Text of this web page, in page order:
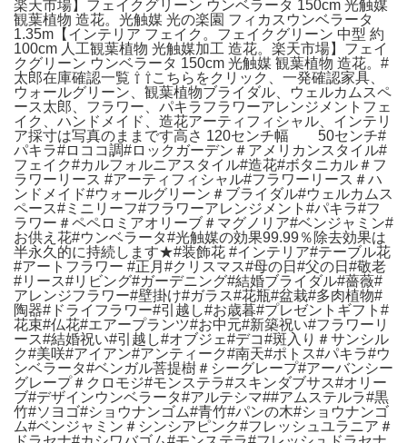
楽天市場】フェイクグリーン ウンベラータ 150cm 光触媒
観葉植物 造花。光触媒 光の楽園 フィカスウンベラータ
1.35m【インテリア フェイク。フェイクグリーン 中型 約
100cm 人工観葉植物 光触媒加工 造花。楽天市場】フェイ
クグリーン ウンベラータ 150cm 光触媒 観葉植物 造花。#
太郎在庫確認一覧 ⇧ ⇧こちらをクリック、一発確認家具、
ウォールグリーン、観葉植物ブライダル、ウェルカムスペ
ース太郎、フラワー、パキラフラワーアレンジメントフェ
イク、ハンドメイド、造花アーティフィシャル、インテリ
ア採寸は写真のままです高さ 120センチ幅 50センチ#
パキラ#ロココ調#ロックガーデン＃アメリカンスタイル#
フェイク#カルフォルニアスタイル#造花#ボタニカル＃フ
ラワーリース #アーティフィシャル#フラワーリース＃ハ
ンドメイド#ウォールグリーン＃ブライダル#ウェルカムス
ペース#ミニリーフ#フラワーアレンジメント#パキラ#フ
ラワー＃ペペロミアオリーブ＃マグノリア#ベンジャミン#
お供え花#ウンベラータ#光触媒の効果99.99％除去効果は
半永久的に持続します★#装飾花 #インテリア#テーブル花
#アートフラワー #正月#クリスマス#母の日#父の日#敬老
#リース#リビング#ガーデニング#結婚ブライダル#薔薇#
アレンジフラワー#壁掛け#ガラス#花瓶#盆栽#多肉植物#
陶器#ドライフラワー#引越し#お歳暮#プレゼントギフト#
花束#仏花#エアープランツ#お中元#新築祝い#フラワーリ
ース#結婚祝い#引越し#オブジェ#デコ#斑入り＃サンシル
ク#美咲#アイアン#アンティーク#南天#ポトス#パキラ#ウ
ンベラータ#ベンガル菩提樹＃シーグレープ#アーバンシー
グレープ＃クロモジ#モンステラ#スキンダブサス#オリー
ブ#デザインウンベラータ#アルテシマ##アムステルラ#黒
竹#ソヨゴ#ショウナンゴム#青竹#パンの木#ショウナンゴ
ム#ベンジャミン＃シンシアピンク#フレッシュユラニア＃